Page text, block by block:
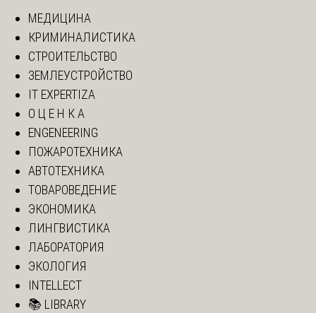
МЕДИЦИНА
КРИМИНАЛИСТИКА
СТРОИТЕЛЬСТВО
ЗЕМЛЕУСТРОЙСТВО
IT EXPERTIZA
О Ц Е Н К А
ENGENEERING
ПОЖАРОТЕХНИКА
АВТОТЕХНИКА
ТОВАРОВЕДЕНИЕ
ЭКОНОМИКА
ЛИНГВИСТИКА
ЛАБОРАТОРИЯ
ЭКОЛОГИЯ
INTELLECT
📚 LIBRARY